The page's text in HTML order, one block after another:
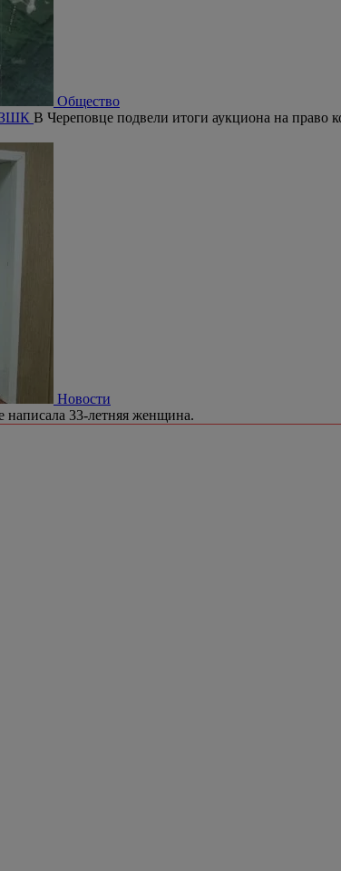
Общество
ЗШК В Череповце подвели итоги аукциона на право
Новости
написала 33-летняя женщина.